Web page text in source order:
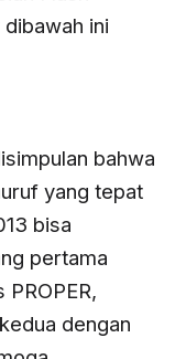
ini
bahwa
yang tepat
bisa
pertama
dengan